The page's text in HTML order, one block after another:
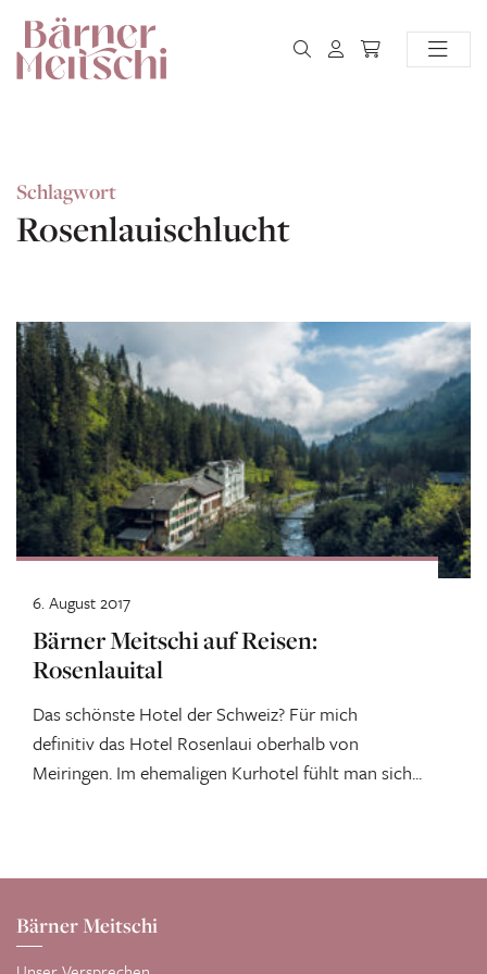
Schlagwort
Rosenlauischlucht
Bärner Meitschi auf Reisen:
Rosenlauital
Das schönste Hotel der Schweiz? Für mich
definitiv das Hotel Rosenlaui oberhalb von
Meiringen. Im ehemaligen Kurhotel fühlt man sich...
6. August 2017
Bärner Meitschi